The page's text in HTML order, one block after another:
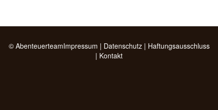
© AbenteuerteamImpressum | Datenschutz| Haftungsausschluss
| Kontakt